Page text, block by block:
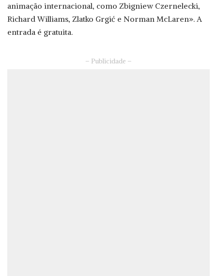
animação internacional, como Zbigniew Czernelecki,
Richard Williams, Zlatko Grgić e Norman McLaren». A
entrada é gratuita.
– Publicidade –